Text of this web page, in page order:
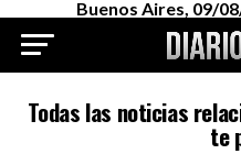
Buenos Aires, 09/
Todas las noticias
te